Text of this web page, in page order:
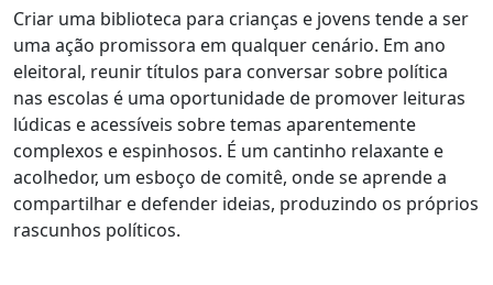
Criar uma biblioteca para crianças e jovens tende a ser
uma ação promissora em qualquer cenário. Em ano
eleitoral, reunir títulos para conversar sobre política
nas escolas é uma oportunidade de promover leituras
lúdicas e acessíveis sobre temas aparentemente
complexos e espinhosos. É um cantinho relaxante e
acolhedor, um esboço de comitê, onde se aprende a
compartilhar e defender ideias, produzindo os próprios
rascunhos políticos.